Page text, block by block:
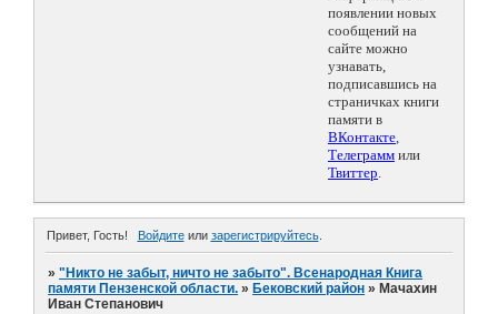
появлении новых
сообщений на
сайте можно
узнавать,
подписавшись на
страничках книги
памяти в
ВКонтакте,
Телеграмм или
Твиттер.
Привет, Гость! Войдитеили зарегистрируйтесь.
»"Никто не забыт, ничто не забыто". Всенародная Книга
памяти Пензенской области. » Бековский район » Мачахин
Иван Степанович